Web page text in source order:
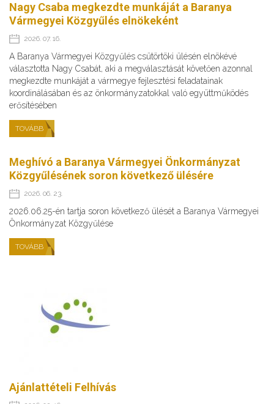
Nagy Csaba megkezdte munkáját a Baranya
Vármegyei Közgyűlés elnökeként
2026. 07. 16.
A Baranya Vármegyei Közgyűlés csütörtöki ülésén elnökévé
választotta Nagy Csabát, aki a megválasztását követően azonnal
megkezdte munkáját a vármegye fejlesztési feladatainak
koordinálásában és az önkormányzatokkal való együttműködés
erősítésében
TOVÁBB
Meghívó a Baranya Vármegyei Önkormányzat
Közgyűlésének soron következő ülésére
2026. 06. 23.
2026.06.25-én tartja soron következő ülését a Baranya Vármegyei
Önkormányzat Közgyűlése
TOVÁBB
Ajánlattételi Felhívás